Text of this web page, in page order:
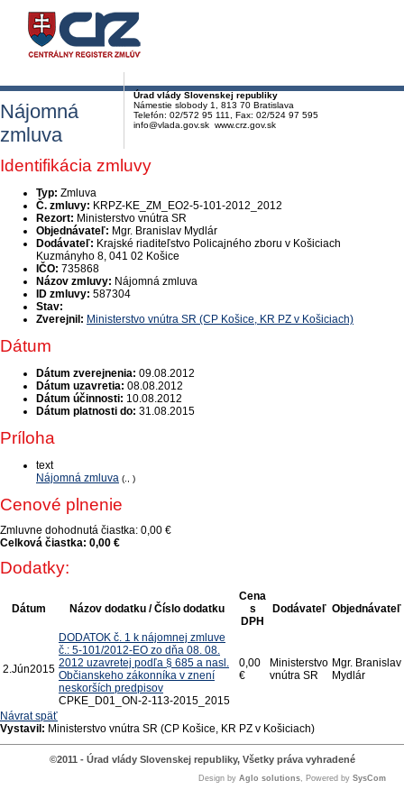
Úrad vlády Slovenskej republiky
Námestie slobody 1, 813 70 Bratislava
Telefón: 02/572 95 111, Fax: 02/524 97 595
info@vlada.gov.sk www.crz.gov.sk
Nájomná
zmluva
Identifikácia zmluvy
Typ: Zmluva
Č. zmluvy: KRPZ-KE_ZM_EO2-5-101-2012_2012
Rezort: Ministerstvo vnútra SR
Objednávateľ: Mgr. Branislav Mydlár
Dodávateľ: Krajské riaditeľstvo Policajného zboru v Košiciach
Kuzmányho 8, 041 02 Košice
IČO: 735868
Názov zmluvy: Nájomná zmluva
ID zmluvy: 587304
Stav:
Zverejnil: Ministerstvo vnútra SR (CP Košice, KR PZ v Košiciach)
Dátum
Dátum zverejnenia: 09.08.2012
Dátum uzavretia: 08.08.2012
Dátum účinnosti: 10.08.2012
Dátum platnosti do: 31.08.2015
Príloha
text
Nájomná zmluva (., )
Cenové plnenie
Zmluvne dohodnutá čiastka: 0,00 €
Celková čiastka: 0,00 €
Dodatky:
Dátum Názov dodatku / Číslo dodatku
Cena
s
DPH
Dodávateľ Objednávateľ
2.Jún2015
DODATOK č. 1 k nájomnej zmluve
č.: 5-101/2012-EO zo dňa 08. 08.
2012 uzavretej podľa § 685 a nasl.
Občianskeho zákonníka v znení
neskorších predpisov
CPKE_D01_ON-2-113-2015_2015
0,00
€
Ministerstvo
vnútra SR
Mgr. Branislav
Mydlár
Návrat späť
Vystavil: Ministerstvo vnútra SR (CP Košice, KR PZ v Košiciach)
©2011 - Úrad vlády Slovenskej republiky, Všetky práva vyhradené
Design by Aglo solutions, Powered by SysCom